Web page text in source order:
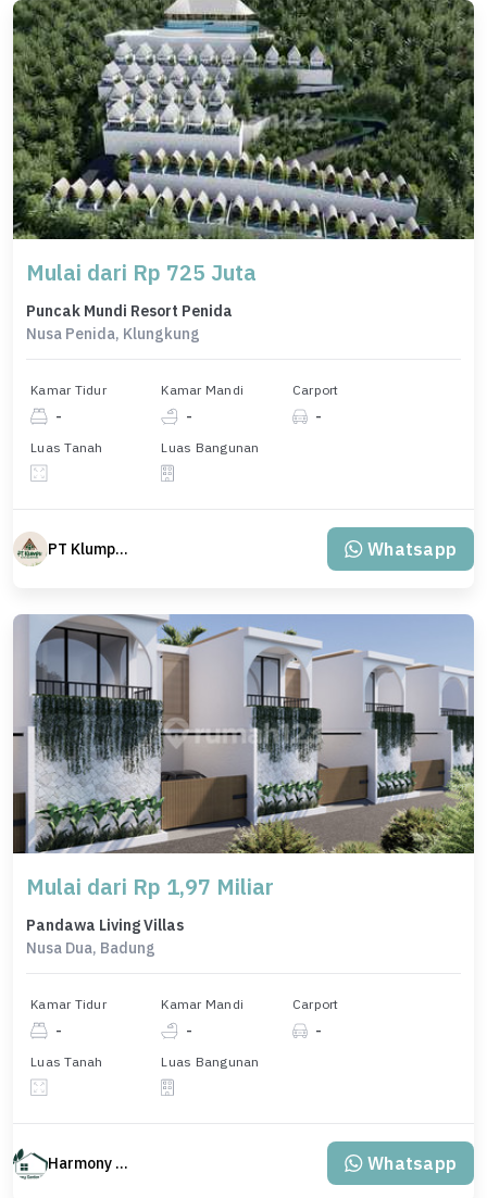
Mulai dari Rp 725 Juta
Puncak Mundi Resort Penida
Nusa Penida, Klungkung
Kamar Tidur
-
Kamar Mandi
-
Carport
-
Luas Tanah Luas Bangunan
PT Klumpu Kita Sejahtera Whatsapp
Mulai dari Rp 1,97 Miliar
Pandawa Living Villas
Nusa Dua, Badung
Kamar Tidur
-
Kamar Mandi
-
Carport
-
Luas Tanah Luas Bangunan
Harmony Property Whatsapp